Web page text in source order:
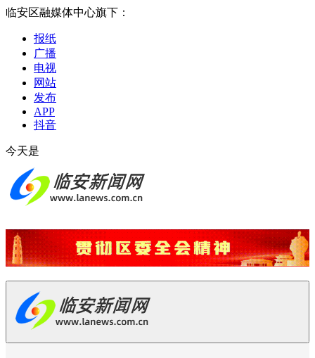
临安区融媒体中心旗下：
报纸
广播
电视
网站
发布
APP
抖音
今天是